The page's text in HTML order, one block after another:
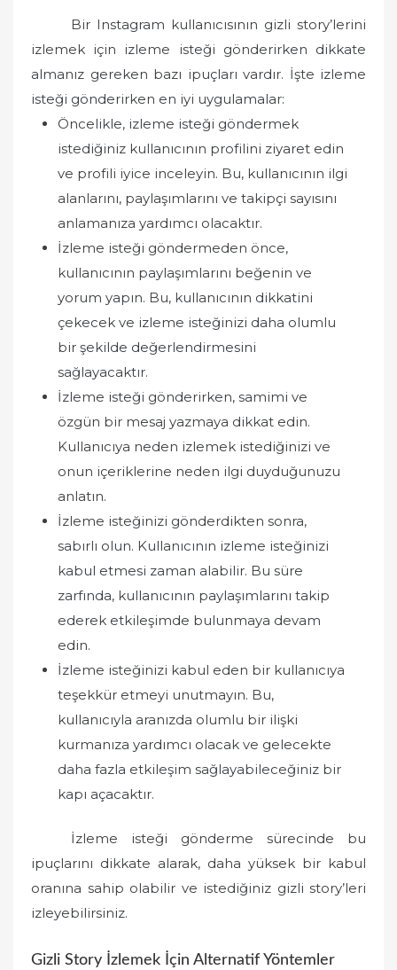
Bir Instagram kullanıcısının gizli story’lerini
izlemek için izleme isteği gönderirken dikkate
almanız gereken bazı ipuçları vardır. İşte izleme
isteği gönderirken en iyi uygulamalar:
Öncelikle, izleme isteği göndermek
istediğiniz kullanıcının profilini ziyaret edin
ve profili iyice inceleyin. Bu, kullanıcının ilgi
alanlarını, paylaşımlarını ve takipçi sayısını
anlamanıza yardımcı olacaktır.
İzleme isteği göndermeden önce,
kullanıcının paylaşımlarını beğenin ve
yorum yapın. Bu, kullanıcının dikkatini
çekecek ve izleme isteğinizi daha olumlu
bir şekilde değerlendirmesini
sağlayacaktır.
İzleme isteği gönderirken, samimi ve
özgün bir mesaj yazmaya dikkat edin.
Kullanıcıya neden izlemek istediğinizi ve
onun içeriklerine neden ilgi duyduğunuzu
anlatın.
İzleme isteğinizi gönderdikten sonra,
sabırlı olun. Kullanıcının izleme isteğinizi
kabul etmesi zaman alabilir. Bu süre
zarfında, kullanıcının paylaşımlarını takip
ederek etkileşimde bulunmaya devam
edin.
İzleme isteğinizi kabul eden bir kullanıcıya
teşekkür etmeyi unutmayın. Bu,
kullanıcıyla aranızda olumlu bir ilişki
kurmanıza yardımcı olacak ve gelecekte
daha fazla etkileşim sağlayabileceğiniz bir
kapı açacaktır.
İzleme isteği gönderme sürecinde bu
ipuçlarını dikkate alarak, daha yüksek bir kabul
oranına sahip olabilir ve istediğiniz gizli story’leri
izleyebilirsiniz.
Gizli Story İzlemek İçin Alternatif Yöntemler